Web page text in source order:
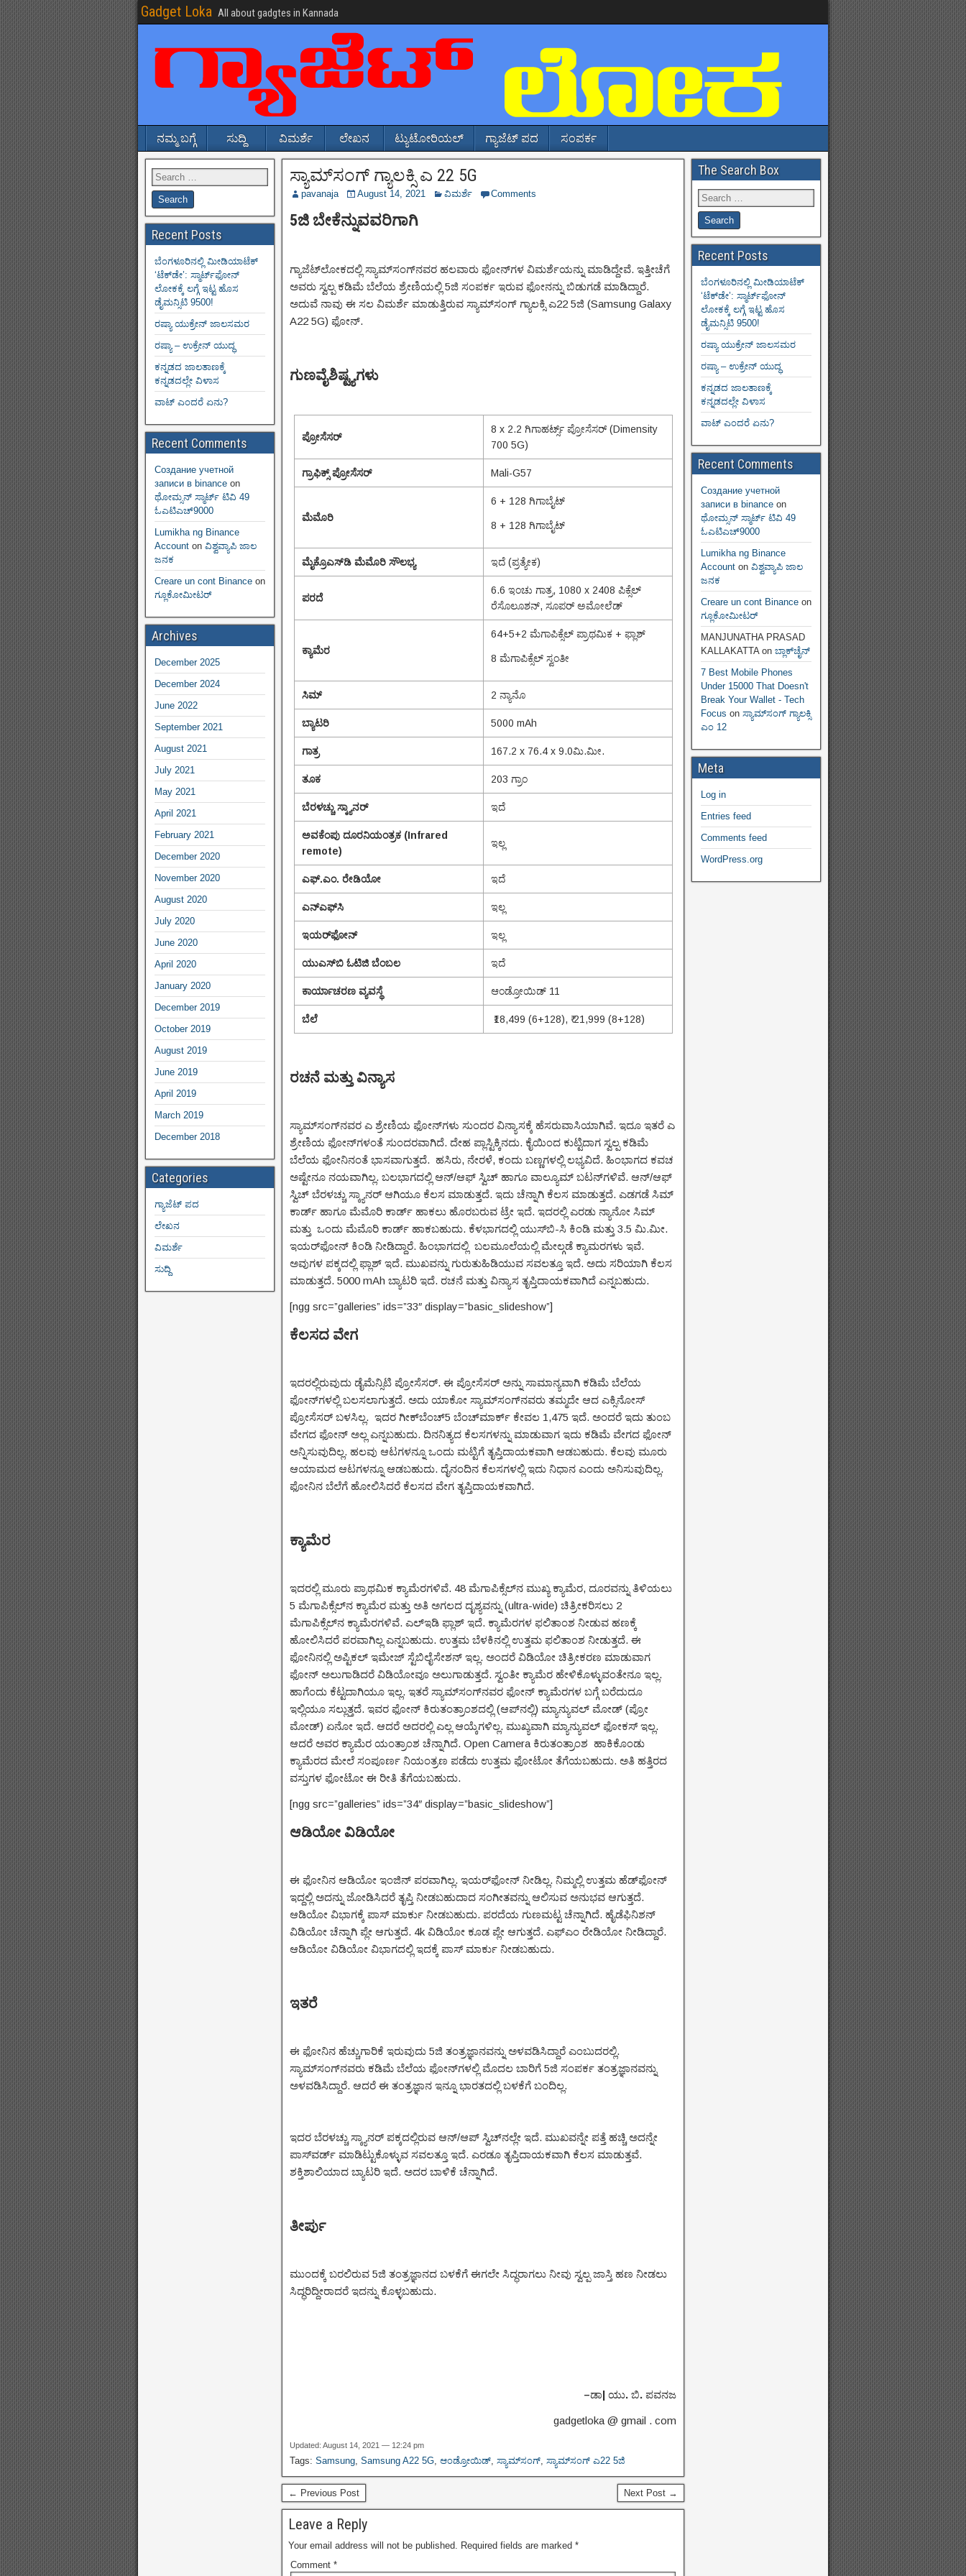
Gadget Loka All about gadgtes in Kannada
ನಮ್ಮ ಬಗ್ಗೆ ಸುದ್ದಿ ವಿಮರ್ಶೆ ಲೇಖನ ಟ್ಯುಟೋರಿಯಲ್ ಗ್ಯಾಜೆಟ್ ಪದ ಸಂಪರ್ಕ
ಸ್ಯಾಮ್‌ಸಂಗ್ ಗ್ಯಾಲಕ್ಸಿ ಎ 22 5G
pavanaja August 14, 2021 ವಿಮರ್ಶೆ Comments
5ಜಿ ಬೇಕೆನ್ನುವವರಿಗಾಗಿ
ಗ್ಯಾಜೆಟ್‌ಲೋಕದಲ್ಲಿ ಸ್ಯಾಮ್‌ಸಂಗ್‌ನವರ ಹಲವಾರು ಫೋನ್‌ಗಳ ವಿಮರ್ಶೆಯನ್ನು ಮಾಡಿದ್ದೇವೆ. ಇತ್ತೀಚೆಗೆ
ಅವರು ಸ್ವಲ್ಪ ಕಡಿಮೆ ಬೆಲೆಯ ಶ್ರೇಣಿಯಲ್ಲಿ 5ಜಿ ಸಂಪರ್ಕ ಇರುವ ಫೋನನ್ನು ಬಿಡುಗಡೆ ಮಾಡಿದ್ದಾರೆ.
ಅದುವೆ ನಾವು ಈ ಸಲ ವಿಮರ್ಶೆ ಮಾಡುತ್ತಿರುವ ಸ್ಯಾಮ್‌ಸಂಗ್ ಗ್ಯಾಲಕ್ಸಿ ಎ22 5ಜಿ (Samsung Galaxy
A22 5G) ಫೋನ್.
ಗುಣವೈಶಿಷ್ಟ್ಯಗಳು
ಪ್ರೋಸೆಸರ್
8 x 2.2 ಗಿಗಾಹರ್ಟ್ಸ್ ಪ್ರೋಸೆಸರ್ (Dimensity
700 5G)
ಗ್ರಾಫಿಕ್ಸ್ ಪ್ರೋಸೆಸರ್ Mali-G57
ಮೆಮೊರಿ
6 + 128 ಗಿಗಾಬೈಟ್
8 + 128 ಗಿಗಾಬೈಟ್
ಮೈಕ್ರೊಎಸ್‌ಡಿ ಮೆಮೊರಿ ಸೌಲಭ್ಯ ಇದೆ (ಪ್ರತ್ಯೇಕ)
ಪರದೆ
6.6 ಇಂಚು ಗಾತ್ರ, 1080 x 2408 ಪಿಕ್ಸೆಲ್
ರೆಸೊಲೂಶನ್, ಸೂಪರ್ ಅಮೋಲೆಡ್
ಕ್ಯಾಮೆರ
64+5+2 ಮೆಗಾಪಿಕ್ಸೆಲ್ ಪ್ರಾಥಮಿಕ + ಫ್ಲಾಶ್
8 ಮೆಗಾಪಿಕ್ಸೆಲ್ ಸ್ವಂತೀ
ಸಿಮ್ 2 ನ್ಯಾನೊ
ಬ್ಯಾಟರಿ 5000 mAh
ಗಾತ್ರ 167.2 x 76.4 x 9.0ಮಿ.ಮೀ.
ತೂಕ 203 ಗ್ರಾಂ
ಬೆರಳಚ್ಚು ಸ್ಕ್ಯಾನರ್ ಇದೆ
ಅವಕೆಂಪು ದೂರನಿಯಂತ್ರಕ (Infrared
remote)
ಇಲ್ಲ
ಎಫ್.ಎಂ. ರೇಡಿಯೋ ಇದೆ
ಎನ್‌ಎಫ್‌ಸಿ ಇಲ್ಲ
ಇಯರ್‌ಫೋನ್ ‌ಇಲ್ಲ
ಯುಎಸ್‌ಬಿ ಓಟಿಜಿ ಬೆಂಬಲ ಇದೆ
ಕಾರ್ಯಾಚರಣ ವ್ಯವಸ್ಥೆ ಆಂಡ್ರೋಯಿಡ್ 11
ಬೆಲೆ ₹18,499 (6+128), ₹ 21,999 (8+128)
ರಚನೆ ಮತ್ತು ವಿನ್ಯಾಸ
ಸ್ಯಾಮ್‌ಸಂಗ್‌ನವರ ಎ ಶ್ರೇಣಿಯ ಫೋನ್‌ಗಳು ಸುಂದರ ವಿನ್ಯಾಸಕ್ಕೆ ಹೆಸರುವಾಸಿಯಾಗಿವೆ. ಇದೂ ಇತರೆ ಎ
ಶ್ರೇಣಿಯ ಫೋನ್‌ಗಳಂತೆ ಸುಂದರವಾಗಿದೆ. ದೇಹ ಪ್ಲಾಸ್ಟಿಕ್ಕಿನದು. ಕೈಯಿಂದ ಕುಟ್ಟಿದಾಗ ಸ್ವಲ್ಪ ಕಡಿಮೆ
ಬೆಲೆಯ ಫೋನಿನಂತೆ ಭಾಸವಾಗುತ್ತದೆ. ಹಸಿರು, ನೇರಳೆ, ಕಂದು ಬಣ್ಣಗಳಲ್ಲಿ ಲಭ್ಯವಿದೆ. ಹಿಂಭಾಗದ ಕವಚ
ಅಷ್ಟೇನೂ ನಯವಾಗಿಲ್ಲ. ಬಲಭಾಗದಲ್ಲಿ ಆನ್/ಆಫ್ ಸ್ವಿಚ್ ಹಾಗೂ ವಾಲ್ಯೂಮ್ ಬಟನ್‌ಗಳಿವೆ. ಆನ್/ಆಫ್
ಸ್ವಿಚ್ ಬೆರಳಚ್ಚು ಸ್ಕ್ಯಾನರ್ ಆಗಿಯೂ ಕೆಲಸ ಮಾಡುತ್ತದೆ. ಇದು ಚೆನ್ನಾಗಿ ಕೆಲಸ ಮಾಡುತ್ತದೆ. ಎಡಗಡೆ ಸಿಮ್
ಕಾರ್ಡ್ ಹಾಗೂ ಮೆಮೊರಿ ಕಾರ್ಡ್ ಹಾಕಲು ಹೊರಬರುವ ಟ್ರೇ ಇದೆ. ಇದರಲ್ಲಿ ಎರಡು ನ್ಯಾನೋ ಸಿಮ್
ಮತ್ತು ಒಂದು ಮೆಮೊರಿ ಕಾರ್ಡ್ ಹಾಕಬಹುದು. ಕೆಳಭಾಗದಲ್ಲಿ ಯುಸ್‌ಬಿ-ಸಿ ಕಿಂಡಿ ಮತ್ತು 3.5 ಮಿ.ಮೀ.
ಇಯರ್‌ಫೋನ್ ಕಿಂಡಿ ನೀಡಿದ್ದಾರೆ. ಹಿಂಭಾಗದಲ್ಲಿ ಬಲಮೂಲೆಯಲ್ಲಿ ಮೇಲ್ಗಡೆ ಕ್ಯಾಮರಗಳು ಇವೆ.
ಅವುಗಳ ಪಕ್ಕದಲ್ಲಿ ಫ್ಲಾಶ್ ಇದೆ. ಮುಖವನ್ನು ಗುರುತುಹಿಡಿಯುವ ಸವಲತ್ತೂ ಇದೆ. ಅದು ಸರಿಯಾಗಿ ಕೆಲಸ
ಮಾಡುತ್ತದೆ. 5000 mAh ಬ್ಯಾಟರಿ ಇದೆ. ರಚನೆ ಮತ್ತು ವಿನ್ಯಾಸ ತೃಪ್ತಿದಾಯಕವಾಗಿದೆ ಎನ್ನಬಹುದು.
[ngg src=”galleries” ids=”33″ display=”basic_slideshow”]
ಕೆಲಸದ ವೇಗ
ಇದರಲ್ಲಿರುವುದು ಡೈಮೆನ್ಸಿಟಿ ಪ್ರೋಸೆಸರ್. ಈ ಪ್ರೋಸೆಸರ್ ಅನ್ನು ಸಾಮಾನ್ಯವಾಗಿ ಕಡಿಮೆ ಬೆಲೆಯ
ಫೋನ್‌ಗಳಲ್ಲಿ ಬಲಸಲಾಗುತ್ತದೆ. ಅದು ಯಾಕೋ ಸ್ಯಾಮ್‌ಸಂಗ್‌ನವರು ತಮ್ಮದೇ ಆದ ಎಕ್ಸಿನೋಸ್
ಪ್ರೋಸೆಸರ್ ಬಳಸಿಲ್ಲ. ಇದರ ಗೀಕ್‌ಬೆಂಚ್5 ಬೆಂಚ್‌ಮಾರ್ಕ್ ಕೇವಲ 1,475 ಇದೆ. ಅಂದರೆ ಇದು ತುಂಬ
ವೇಗದ ಫೋನ್ ಅಲ್ಲ ಎನ್ನಬಹುದು. ದಿನನಿತ್ಯದ ಕೆಲಸಗಳನ್ನು ಮಾಡುವಾಗ ಇದು ಕಡಿಮೆ ವೇಗದ ಫೋನ್
ಅನ್ನಿಸುವುದಿಲ್ಲ. ಹಲವು ಆಟಗಳನ್ನೂ ಒಂದು ಮಟ್ಟಿಗೆ ತೃಪ್ತಿದಾಯಕವಾಗಿ ಆಡಬಹುದು. ಕೆಲವು ಮೂರು
ಆಯಾಮದ ಆಟಗಳನ್ನೂ ಆಡಬಹುದು. ದೈನಂದಿನ ಕೆಲಸಗಳಲ್ಲಿ ಇದು ನಿಧಾನ ಎಂದು ಅನಿಸುವುದಿಲ್ಲ.
ಫೋನಿನ ಬೆಲೆಗೆ ಹೋಲಿಸಿದರೆ ಕೆಲಸದ ವೇಗ ತೃಪ್ತಿದಾಯಕವಾಗಿದೆ.
ಕ್ಯಾಮೆರ
ಇದರಲ್ಲಿ ಮೂರು ಪ್ರಾಥಮಿಕ ಕ್ಯಾಮೆರಗಳಿವೆ. 48 ಮೆಗಾಪಿಕ್ಸೆಲ್‌ನ ಮುಖ್ಯ ಕ್ಯಾಮೆರ, ದೂರವನ್ನು ತಿಳಿಯಲು
5 ಮೆಗಾಪಿಕ್ಸೆಲ್‌ನ ಕ್ಯಾಮೆರ ಮತ್ತು ಅತಿ ಅಗಲದ ದೃಶ್ಯವನ್ನು (ultra-wide) ಚಿತ್ರೀಕರಿಸಲು 2
ಮೆಗಾಪಿಕ್ಸೆಲ್‌ನ ಕ್ಯಾಮೆರಗಳಿವೆ. ಎಲ್‌ಇಡಿ ಫ್ಲಾಶ್ ಇದೆ. ಕ್ಯಾಮೆರಗಳ ಫಲಿತಾಂಶ ನೀಡುವ ಹಣಕ್ಕೆ
ಹೋಲಿಸಿದರೆ ಪರವಾಗಿಲ್ಲ ಎನ್ನಬಹುದು. ಉತ್ತಮ ಬೆಳಕಿನಲ್ಲಿ ಉತ್ತಮ ಫಲಿತಾಂಶ ನೀಡುತ್ತದೆ. ಈ
ಫೋನಿನಲ್ಲಿ ಅಪ್ಟಿಕಲ್ ಇಮೇಜ್ ಸ್ಟೆಬಿಲೈಸೇಶನ್ ಇಲ್ಲ. ಅಂದರೆ ವಿಡಿಯೋ ಚಿತ್ರೀಕರಣ ಮಾಡುವಾಗ
ಫೋನ್ ಅಲುಗಾಡಿದರೆ ವಿಡಿಯೋವೂ ಅಲುಗಾಡುತ್ತದೆ. ಸ್ವಂತೀ ಕ್ಯಾಮೆರ ಹೇಳಿಕೊಳ್ಳುವಂತೇನೂ ಇಲ್ಲ.
ಹಾಗೆಂದು ಕೆಟ್ಟದಾಗಿಯೂ ಇಲ್ಲ. ಇತರೆ ಸ್ಯಾಮ್‌ಸಂಗ್‌ನವರ ಫೋನ್ ಕ್ಯಾಮೆರಗಳ ಬಗ್ಗೆ ಬರೆದುದೂ
ಇಲ್ಲಿಯೂ ಸಲ್ಲುತ್ತದೆ. ಇವರ ಫೋನ್ ಕಿರುತಂತ್ರಾಂಶದಲ್ಲಿ (ಆಪ್‌ನಲ್ಲಿ) ಮ್ಯಾನ್ಯುವಲ್ ಮೋಡ್ (ಪ್ರೋ
ಮೋಡ್) ಏನೋ ಇದೆ. ಆದರೆ ಅದರಲ್ಲಿ ಎಲ್ಲ ಆಯ್ಕೆಗಳಿಲ್ಲ. ಮುಖ್ಯವಾಗಿ ಮ್ಯಾನ್ಯುವಲ್ ಫೋಕಸ್ ಇಲ್ಲ.
ಆದರೆ ಅವರ ಕ್ಯಾಮೆರ ಯಂತ್ರಾಂಶ ಚೆನ್ನಾಗಿದೆ. Open Camera ಕಿರುತಂತ್ರಾಂಶ ಹಾಕಿಕೊಂಡು
ಕ್ಯಾಮೆರದ ಮೇಲೆ ಸಂಪೂರ್ಣ ನಿಯಂತ್ರಣ ಪಡೆದು ಉತ್ತಮ ಫೋಟೋ ತೆಗೆಯಬಹುದು. ಅತಿ ಹತ್ತಿರದ
ವಸ್ತುಗಳ ಫೋಟೋ ಈ ರೀತಿ ತೆಗೆಯಬಹುದು.
[ngg src=”galleries” ids=”34″ display=”basic_slideshow”]
ಆಡಿಯೋ ವಿಡಿಯೋ
ಈ ಫೋನಿನ ಆಡಿಯೋ ಇಂಜಿನ್ ಪರವಾಗಿಲ್ಲ. ಇಯರ್‌ಫೋನ್ ನೀಡಿಲ್ಲ. ನಿಮ್ಮಲ್ಲಿ ಉತ್ತಮ ಹೆಡ್‌ಫೋನ್
ಇದ್ದಲ್ಲಿ ಅದನ್ನು ಜೋಡಿಸಿದರೆ ತೃಪ್ತಿ ನೀಡಬಹುದಾದ ಸಂಗೀತವನ್ನು ಆಲಿಸುವ ಅನುಭವ ಆಗುತ್ತದೆ.
ಆಡಿಯೋ ವಿಭಾಗಕ್ಕೆ ಪಾಸ್ ಮಾರ್ಕು ನೀಡಬಹುದು. ಪರದೆಯ ಗುಣಮಟ್ಟ ಚೆನ್ನಾಗಿದೆ. ಹೈಡೆಫಿನಿಶನ್
ವಿಡಿಯೋ ಚೆನ್ನಾಗಿ ಪ್ಲೇ ಆಗುತ್ತದೆ. 4k ವಿಡಿಯೋ ಕೂಡ ಪ್ಲೇ ಆಗುತ್ತದೆ. ಎಫ್‌ಎಂ ರೇಡಿಯೋ ನೀಡಿದ್ದಾರೆ.
ಆಡಿಯೋ ವಿಡಿಯೋ ವಿಭಾಗದಲ್ಲಿ ಇದಕ್ಕೆ ಪಾಸ್ ಮಾರ್ಕು ನೀಡಬಹುದು.
ಇತರೆ
ಈ ಫೋನಿನ ಹೆಚ್ಚುಗಾರಿಕೆ ಇರುವುದು 5ಜಿ ತಂತ್ರಜ್ಞಾನವನ್ನು ಅಳವಡಿಸಿದ್ದಾರೆ ಎಂಬುದರಲ್ಲಿ.
ಸ್ಯಾಮ್‌ಸಂಗ್‌ನವರು ಕಡಿಮೆ ಬೆಲೆಯ ಫೋನ್‌ಗಳಲ್ಲಿ ಮೊದಲ ಬಾರಿಗೆ 5ಜಿ ಸಂಪರ್ಕ ತಂತ್ರಜ್ಞಾನವನ್ನು
ಅಳವಡಿಸಿದ್ದಾರೆ. ಆದರೆ ಈ ತಂತ್ರಜ್ಞಾನ ಇನ್ನೂ ಭಾರತದಲ್ಲಿ ಬಳಕೆಗೆ ಬಂದಿಲ್ಲ.
ಇದರ ಬೆರಳಚ್ಚು ಸ್ಕ್ಯಾನರ್ ಪಕ್ಕದಲ್ಲಿರುವ ಆನ್/ಆಪ್ ಸ್ವಿಚ್‌ನಲ್ಲೇ ಇದೆ. ಮುಖವನ್ನೇ ಪತ್ತೆ ಹಚ್ಚಿ ಅದನ್ನೇ
ಪಾಸ್‌ವರ್ಡ್ ಮಾಡಿಟ್ಟುಕೊಳ್ಳುವ ಸವಲತ್ತೂ ಇದೆ. ಎರಡೂ ತೃಪ್ತಿದಾಯಕವಾಗಿ ಕೆಲಸ ಮಾಡುತ್ತವೆ.
ಶಕ್ತಿಶಾಲಿಯಾದ ಬ್ಯಾಟರಿ ಇದೆ. ಅದರ ಬಾಳಿಕೆ ಚೆನ್ನಾಗಿದೆ.
ತೀರ್ಪು
ಮುಂದಕ್ಕೆ ಬರಲಿರುವ 5ಜಿ ತಂತ್ರಜ್ಞಾನದ ಬಳಕೆಗೆ ಈಗಲೇ ಸಿದ್ಧರಾಗಲು ನೀವು ಸ್ವಲ್ಪ ಜಾಸ್ತಿ ಹಣ ನೀಡಲು
ಸಿದ್ಧರಿದ್ದೀರಾದರೆ ಇದನ್ನು ಕೊಳ್ಳಬಹುದು.
–ಡಾ| ಯು. ಬಿ. ಪವನಜ
gadgetloka @ gmail . com
Updated: August 14, 2021 — 12:24 pm
Tags: Samsung, Samsung A22 5G, ಆಂಡ್ರೋಯಿಡ್, ಸ್ಯಾಮ್‌ಸಂಗ್, ಸ್ಯಾಮ್‌ಸಂಗ್ ಎ22 5ಜಿ
← Previous Post Next Post →
Leave a Reply
Your email address will not be published. Required fields are marked *
Comment *
Recent Posts
ಬೆಂಗಳೂರಿನಲ್ಲಿ ಮೀಡಿಯಾಟೆಕ್‌
‘ಟೆಕ್‌ಡೇ’: ಸ್ಮಾರ್ಟ್‌ಫೋನ್
ಲೋಕಕ್ಕೆ ಲಗ್ಗೆ ಇಟ್ಟ ಹೊಸ
ಡೈಮನ್ಸಿಟಿ 9500!
ರಷ್ಯಾ ಯುಕ್ರೇನ್ ಜಾಲಸಮರ
ರಷ್ಯಾ – ಉಕ್ರೇನ್ ಯುದ್ಧ
ಕನ್ನಡದ ಜಾಲತಾಣಕ್ಕೆ
ಕನ್ನಡದಲ್ಲೇ ವಿಳಾಸ
ವಾಟ್ ಎಂದರೆ ಏನು?
Recent Comments
Создание учетной
записи в binance on
ಥೋಮ್ಸನ್ ಸ್ಮಾರ್ಟ್‌ ಟಿವಿ 49
ಓಎಟಿಎಚ್9000
Lumikha ng Binance
Account on ವಿಶ್ವವ್ಯಾಪಿ ಜಾಲ
ಜನಕ
Creare un cont Binance on
ಗ್ಲೂಕೋಮೀಟರ್
Archives
December 2025
December 2024
June 2022
September 2021
August 2021
July 2021
May 2021
April 2021
February 2021
December 2020
November 2020
August 2020
July 2020
June 2020
April 2020
January 2020
December 2019
October 2019
August 2019
June 2019
April 2019
March 2019
December 2018
Categories
ಗ್ಯಾಜೆಟ್ ಪದ
ಲೇಖನ
ವಿಮರ್ಶೆ
ಸುದ್ದಿ
The Search Box
Recent Posts
ಬೆಂಗಳೂರಿನಲ್ಲಿ ಮೀಡಿಯಾಟೆಕ್‌
‘ಟೆಕ್‌ಡೇ’: ಸ್ಮಾರ್ಟ್‌ಫೋನ್
ಲೋಕಕ್ಕೆ ಲಗ್ಗೆ ಇಟ್ಟ ಹೊಸ
ಡೈಮನ್ಸಿಟಿ 9500!
ರಷ್ಯಾ ಯುಕ್ರೇನ್ ಜಾಲಸಮರ
ರಷ್ಯಾ – ಉಕ್ರೇನ್ ಯುದ್ಧ
ಕನ್ನಡದ ಜಾಲತಾಣಕ್ಕೆ
ಕನ್ನಡದಲ್ಲೇ ವಿಳಾಸ
ವಾಟ್ ಎಂದರೆ ಏನು?
Recent Comments
Создание учетной
записи в binance on
ಥೋಮ್ಸನ್ ಸ್ಮಾರ್ಟ್‌ ಟಿವಿ 49
ಓಎಟಿಎಚ್9000
Lumikha ng Binance
Account on ವಿಶ್ವವ್ಯಾಪಿ ಜಾಲ
ಜನಕ
Creare un cont Binance on
ಗ್ಲೂಕೋಮೀಟರ್
MANJUNATHA PRASAD
KALLAKATTAon ಬ್ಲಾಕ್‌ಚೈನ್‌
7 Best Mobile Phones
Under 15000 That Doesn't
Break Your Wallet - Tech
Focus on ಸ್ಯಾಮ್‌ಸಂಗ್ ಗ್ಯಾಲಕ್ಸಿ
ಎಂ 12
Meta
Log in
Entries feed
Comments feed
WordPress.org